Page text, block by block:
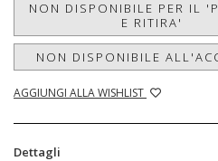
NON DISPONIBILE PER IL
E RITIRA'
NON DISPONIBILE
AGGIUNGI ALLA WISHLIST
Dettagli